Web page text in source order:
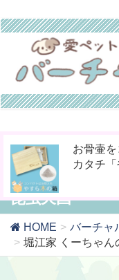
今まで
「タイ
ペット
行える
お骨壷
カタチ
昆虫天国
HOME バーチャ
堀江家 くーちゃん